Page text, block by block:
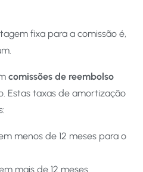
fixa para a comissão é,
comissões de reembolso
Estas taxas de amortização
menos de 12 meses para o
mais de 12 meses.